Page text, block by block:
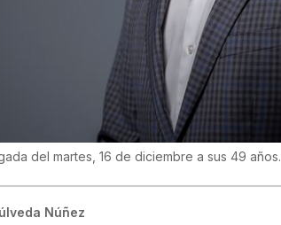
del martes, 16 de diciembre a sus 49 años.
Núñez